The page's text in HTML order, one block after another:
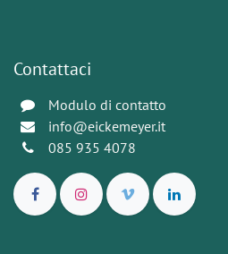
Contattaci
Modulo di contatto
info@eickemeyer.it
085 935 4078